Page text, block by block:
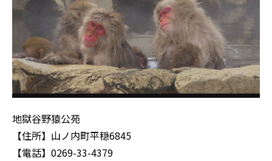
地獄谷野猿公苑
【住所】山ノ内町平穏6845
【電話】0269-33-4379